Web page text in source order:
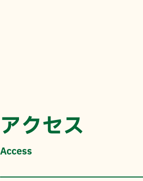
アクセス
Access